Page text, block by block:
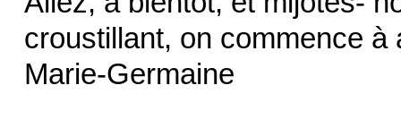
croustillant, on commence à
Marie-Germaine